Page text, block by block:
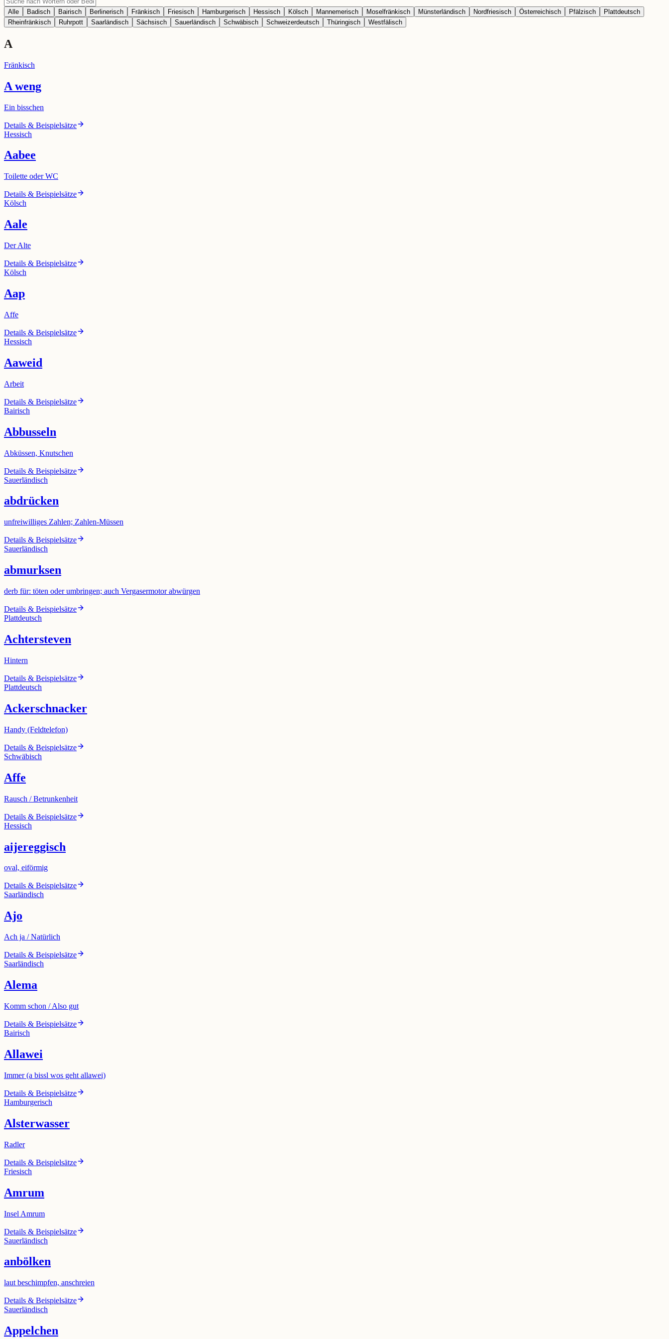
Alle Badisch Bairisch Berlinerisch Fränkisch Friesisch Hamburgerisch Hessisch Kölsch Mannemerisch Moselfränkisch Münsterländisch Nordfriesisch Österreichisch Pfälzisch
Plattdeutsch
Rheinfränkisch
Ruhrpott Saarländisch Sächsisch Sauerländisch Schwäbisch Schweizerdeutsch Thüringisch Westfälisch
A
Fränkisch
A weng
Ein bisschen
Details & Beispielsätze
Hessisch
Aabee
Toilette oder WC
Details & Beispielsätze
Kölsch
Aale
Der Alte
Details & Beispielsätze
Kölsch
Aap
Affe
Details & Beispielsätze
Hessisch
Aaweid
Arbeit
Details & Beispielsätze
Bairisch
Abbusseln
Abküssen, Knutschen
Details & Beispielsätze
Sauerländisch
abdrücken
unfreiwilliges Zahlen; Zahlen-Müssen
Details & Beispielsätze
Sauerländisch
abmurksen
derb für: töten oder umbringen; auch Vergasermotor abwürgen
Details & Beispielsätze
Plattdeutsch
Achtersteven
Hintern
Details & Beispielsätze
Plattdeutsch
Ackerschnacker
Handy (Feldtelefon)
Details & Beispielsätze
Schwäbisch
Affe
Rausch / Betrunkenheit
Details & Beispielsätze
Hessisch
aijereggisch
oval, eiförmig
Details & Beispielsätze
Saarländisch
Ajo
Ach ja / Natürlich
Details & Beispielsätze
Saarländisch
Alema
Komm schon / Also gut
Details & Beispielsätze
Bairisch
Allawei
Immer (a bissl wos geht allawei)
Details & Beispielsätze
Hamburgerisch
Alsterwasser
Radler
Details & Beispielsätze
Friesisch
Amrum
Insel Amrum
Details & Beispielsätze
Sauerländisch
anbölken
laut beschimpfen, anschreien
Details & Beispielsätze
Sauerländisch
Appelchen